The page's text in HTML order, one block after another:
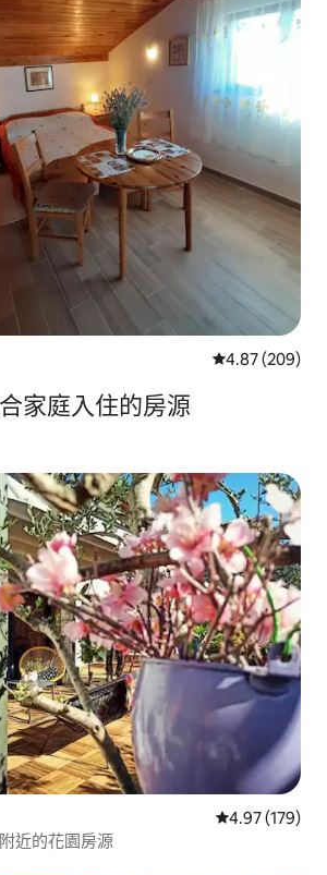
從 209 則評價
4.87 (209)
家庭入住的房源
從 179 則評價
4.97 (179)
場附近的花園房源